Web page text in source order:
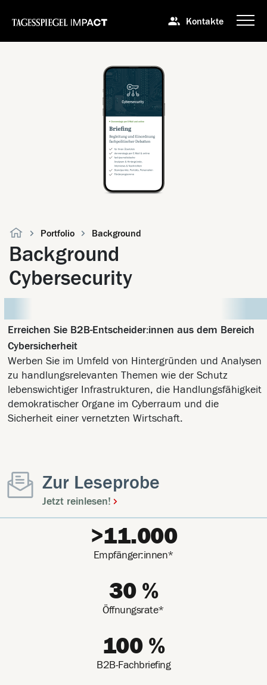
Kontakte
Portfolio Background
Background
Cybersecurity
Erreichen Sie B2B-Entscheider:innen aus dem Bereich
Cybersicherheit
Werben Sie im Umfeld von Hintergründen und Analysen
zu handlungsrelevanten Themen wie der Schutz
lebenswichtiger Infrastrukturen, die Handlungsfähigkeit
demokratischer Organe im Cyberraum und die
Sicherheit einer vernetzten Wirtschaft.
Zur Leseprobe
Jetzt reinlesen!
>11.000
Empfänger:innen*
30 %
Öffnungsrate*
100 %
B2B-Fachbriefing